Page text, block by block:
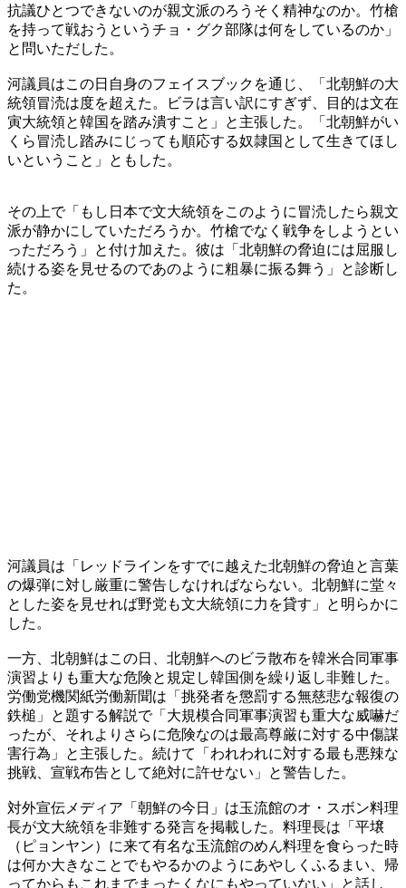
抗議ひとつできないのが親文派のろうそく精神なのか。竹槍
を持って戦おうというチョ・グク部隊は何をしているのか」
と問いただした。
河議員はこの日自身のフェイスブックを通じ、「北朝鮮の大
統領冒涜は度を超えた。ビラは言い訳にすぎず、目的は文在
寅大統領と韓国を踏み潰すこと」と主張した。「北朝鮮がい
くら冒涜し踏みにじっても順応する奴隷国として生きてほし
いということ」ともした。
その上で「もし日本で文大統領をこのように冒涜したら親文
派が静かにしていただろうか。竹槍でなく戦争をしようとい
っただろう」と付け加えた。彼は「北朝鮮の脅迫には屈服し
続ける姿を見せるのであのように粗暴に振る舞う」と診断し
た。
河議員は「レッドラインをすでに越えた北朝鮮の脅迫と言葉
の爆弾に対し厳重に警告しなければならない。北朝鮮に堂々
とした姿を見せれば野党も文大統領に力を貸す」と明らかに
した。
一方、北朝鮮はこの日、北朝鮮へのビラ散布を韓米合同軍事
演習よりも重大な危険と規定し韓国側を繰り返し非難した。
労働党機関紙労働新聞は「挑発者を懲罰する無慈悲な報復の
鉄槌」と題する解説で「大規模合同軍事演習も重大な威嚇だ
ったが、それよりさらに危険なのは最高尊厳に対する中傷謀
害行為」と主張した。続けて「われわれに対する最も悪辣な
挑戦、宣戦布告として絶対に許せない」と警告した。
対外宣伝メディア「朝鮮の今日」は玉流館のオ・スボン料理
長が文大統領を非難する発言を掲載した。料理長は「平壌
（ピョンヤン）に来て有名な玉流館のめん料理を食らった時
は何か大きなことでもやるかのようにあやしくふるまい、帰
ってからもこれまでまったくなにもやっていない」と話し